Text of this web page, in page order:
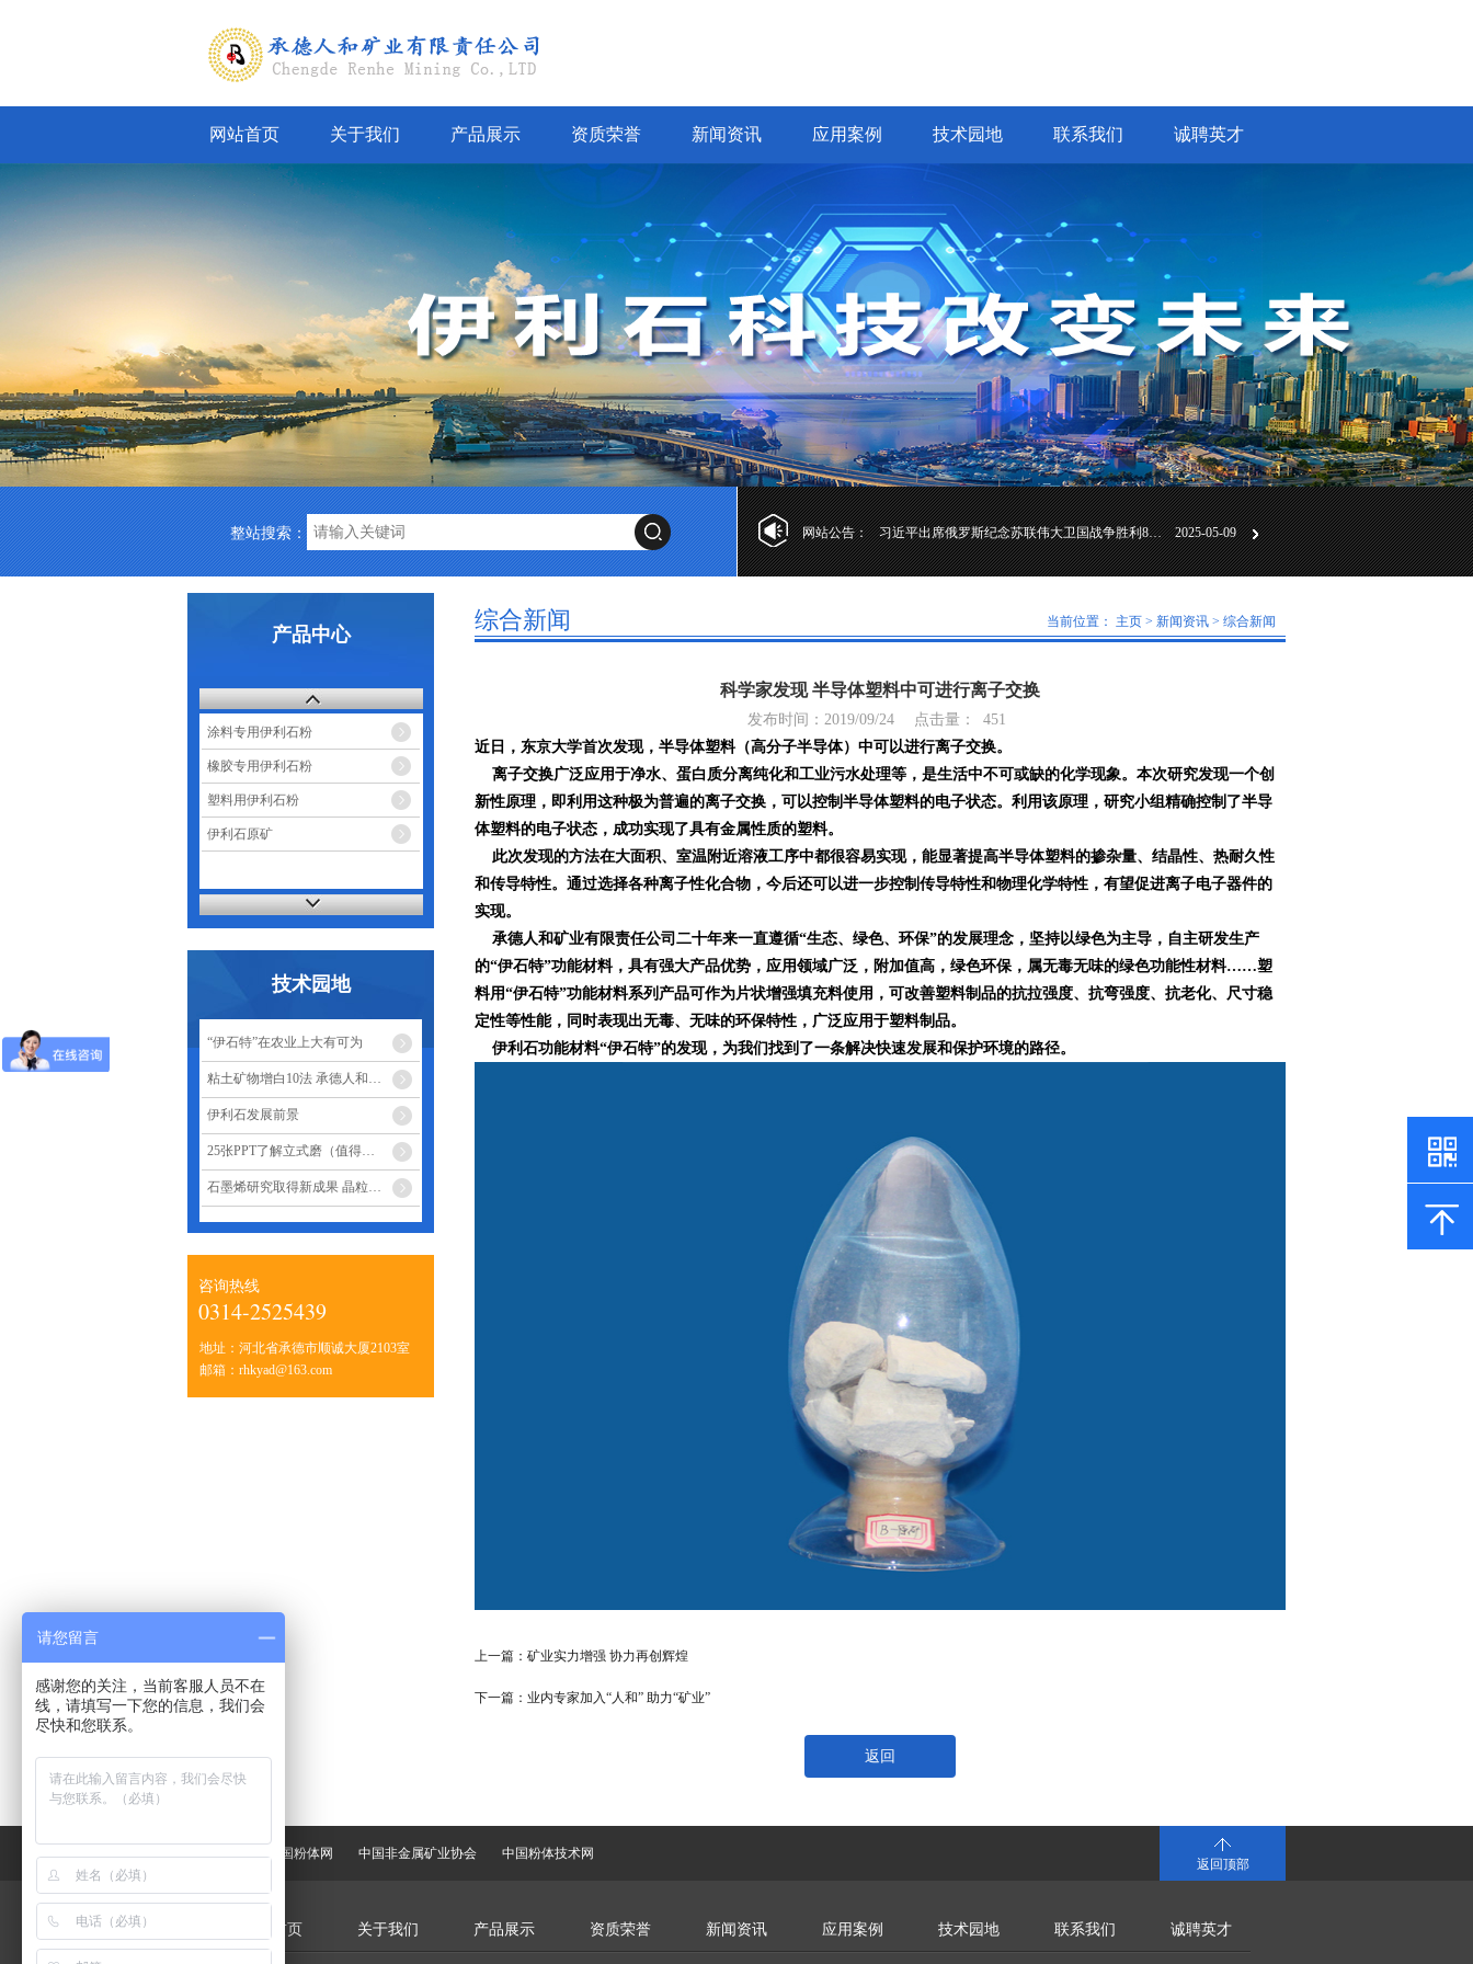
网站首页 关于我们 产品展示 资质荣誉 新闻资讯 应用案例 技术园地 联系我们 诚聘英才
整站搜索： 网站公告： 习近平出席俄罗斯纪念苏联伟大卫国战争胜利80周年庆典 2025-05-09
李强主持召开国务院第八次全体会 2025-03-29
产品中心
涂料专用伊利石粉
橡胶专用伊利石粉
塑料用伊利石粉
伊利石原矿
技术园地
“伊石特”在农业上大有可为
粘土矿物增白10法 承德人和矿业
伊利石发展前景
25张PPT了解立式磨（值得收藏）
石墨烯研究取得新成果 晶粒尺寸调控-承德人和矿业
咨询热线
0314-2525439
地址：河北省承德市顺诚大厦2103室
邮箱：rhkyad@163.com
综合新闻 当前位置： 主页 > 新闻资讯 > 综合新闻
科学家发现 半导体塑料中可进行离子交换
发布时间：2019/09/24 点击量：
451
近日，东京大学首次发现，半导体塑料（高分子半导体）中可以进行离子交换。
离子交换广泛应用于净水、蛋白质分离纯化和工业污水处理等，是生活中不可或缺的化学现象。本次研究发现一个创
新性原理，即利用这种极为普遍的离子交换，可以控制半导体塑料的电子状态。利用该原理，研究小组精确控制了半导
体塑料的电子状态，成功实现了具有金属性质的塑料。
此次发现的方法在大面积、室温附近溶液工序中都很容易实现，能显著提高半导体塑料的掺杂量、结晶性、热耐久性
和传导特性。通过选择各种离子性化合物，今后还可以进一步控制传导特性和物理化学特性，有望促进离子电子器件的
实现。
承德人和矿业有限责任公司二十年来一直遵循“生态、绿色、环保”的发展理念，坚持以绿色为主导，自主研发生产
的“伊石特”功能材料，具有强大产品优势，应用领域广泛，附加值高，绿色环保，属无毒无味的绿色功能性材料……塑
料用“伊石特”功能材料系列产品可作为片状增强填充料使用，可改善塑料制品的抗拉强度、抗弯强度、抗老化、尺寸稳
定性等性能，同时表现出无毒、无味的环保特性，广泛应用于塑料制品。
伊利石功能材料“伊石特”的发现，为我们找到了一条解决快速发展和保护环境的路径。
上一篇：矿业实力增强 协力再创辉煌
下一篇：业内专家加入“人和” 助力“矿业”
返回
友情链接： 中国粉体网 中国非金属矿业协会 中国粉体技术网
返回顶部
网站首页 关于我们 产品展示 资质荣誉 新闻资讯 应用案例 技术园地 联系我们 诚聘英才
请您留言
感谢您的关注，当前客服人员不在
线，请填写一下您的信息，我们会
尽快和您联系。